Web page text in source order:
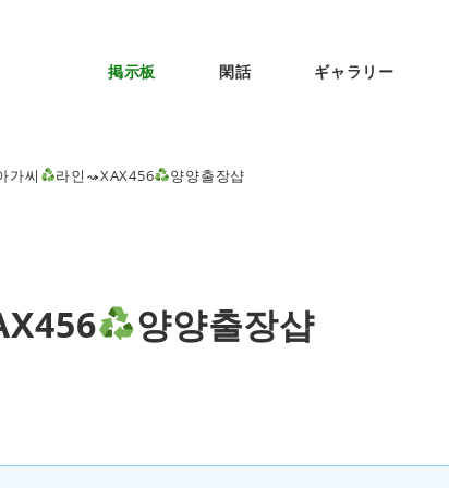
掲示板 閑話 ギャラリー
가씨 라인⤳XAX456 양양출장샵
양양출장샵